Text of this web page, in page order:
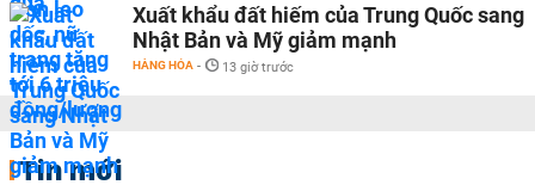
Xuất khẩu đất hiếm của Trung Quốc sang
Nhật Bản và Mỹ giảm mạnh
HÀNG HÓA - 13 giờ trước
Tin mới